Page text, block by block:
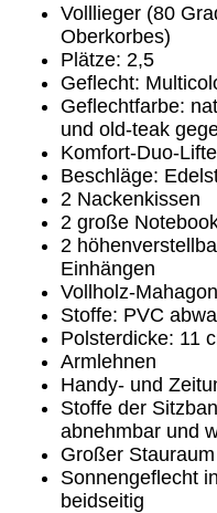
Volllieger (80
Oberkorbes)
Plätze: 2,5
Geflecht:
Geflechtfarbe:
und old-teak
Komfort-Duo-
Beschläge:
2 Nackenkissen
2 große
2
Einhängen
Vollholz-
Stoffe: PVC
Polsterdicke: 11
Armlehnen
Handy- und
Stoffe der
abnehmbar und
Großer
Sonnengeflecht
beidseitig